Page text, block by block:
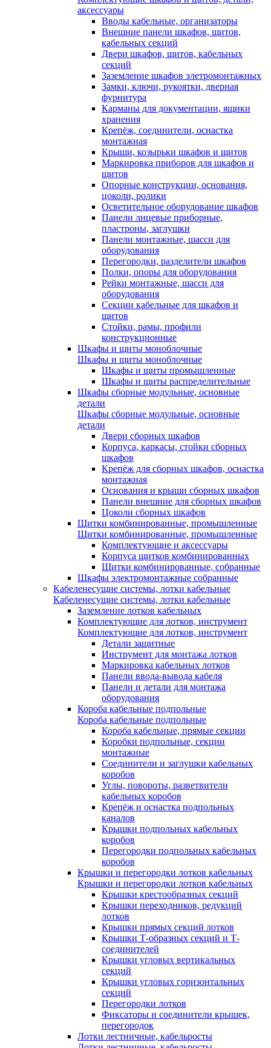
аксессуары
Вводы кабельные, организаторы
Внешние панели шкафов, щитов,
кабельных секций
Двери шкафов, щитов, кабельных
секций
Заземление шкафов элетромонтажных
Замки, ключи, рукоятки, дверная
фурнитура
Карманы для документации, ящики
хранения
Крепёж, соединители, оснастка
монтажная
Крыши, козырьки шкафов и щитов
Маркировка приборов для шкафов и
щитов
Опорные конструкции, основания,
цоколи, ролики
Осветительное оборудование шкафов
Панели лицевые приборные,
пластроны, заглушки
Панели монтажные, шасси для
оборудования
Перегородки, разделители шкафов
Полки, опоры для оборудования
Рейки монтажные, шасси для
оборудования
Секции кабельные для шкафов и
щитов
Стойки, рамы, профили
конструкционные
Шкафы и щиты моноблочные
Шкафы и щиты моноблочные
Шкафы и щиты промышленные
Шкафы и щиты распределительные
Шкафы сборные модульные, основные
детали
Шкафы сборные модульные, основные
детали
Двери сборных шкафов
Корпуса, каркасы, стойки сборных
шкафов
Крепёж для сборных шкафов, оснастка
монтажная
Основания и крыши сборных шкафов
Панели внешние для сборных шкафов
Цоколи сборных шкафов
Щитки комбинированные, промышленные
Щитки комбинированные, промышленные
Комплектующие и аксессуары
Корпуса щитков комбинированных
Щитки комбинированные, собранные
Шкафы электромонтажные собранные
Кабеленесущие системы, лотки кабельные
Кабеленесущие системы, лотки кабельные
Заземление лотков кабельных
Комплектующие для лотков, инструмент
Комплектующие для лотков, инструмент
Детали защитные
Инструмент для монтажа лотков
Маркировка кабельных лотков
Панели ввода-вывода кабеля
Панели и детали для монтажа
оборудования
Короба кабельные подпольные
Короба кабельные подпольные
Короба кабельные, прямые секции
Коробки подпольные, секции
монтажные
Соединители и заглушки кабельных
коробов
Углы, повороты, разветвители
кабельных коробов
Крепёж и оснастка подпольных
каналов
Крышки подпольных кабельных
коробов
Перегородки подпольных кабельных
коробов
Крышки и перегородки лотков кабельных
Крышки и перегородки лотков кабельных
Крышки крестообразных секций
Крышки переходников, редукций
лотков
Крышки прямых секций лотков
Крышки Т-образных секций и Т-
соединителей
Крышки угловых вертикальных
секций
Крышки угловых горизонтальных
секций
Перегородки лотков
Фиксаторы и соединители крышек,
перегородок
Лотки лестничные, кабельросты